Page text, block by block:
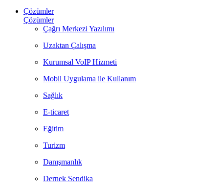
Çözümler
Çözümler
Çağrı Merkezi Yazılımı
Uzaktan Çalışma
Kurumsal VoIP Hizmeti
Mobil Uygulama ile Kullanım
Sağlık
E-ticaret
Eğitim
Turizm
Danışmanlık
Dernek Sendika